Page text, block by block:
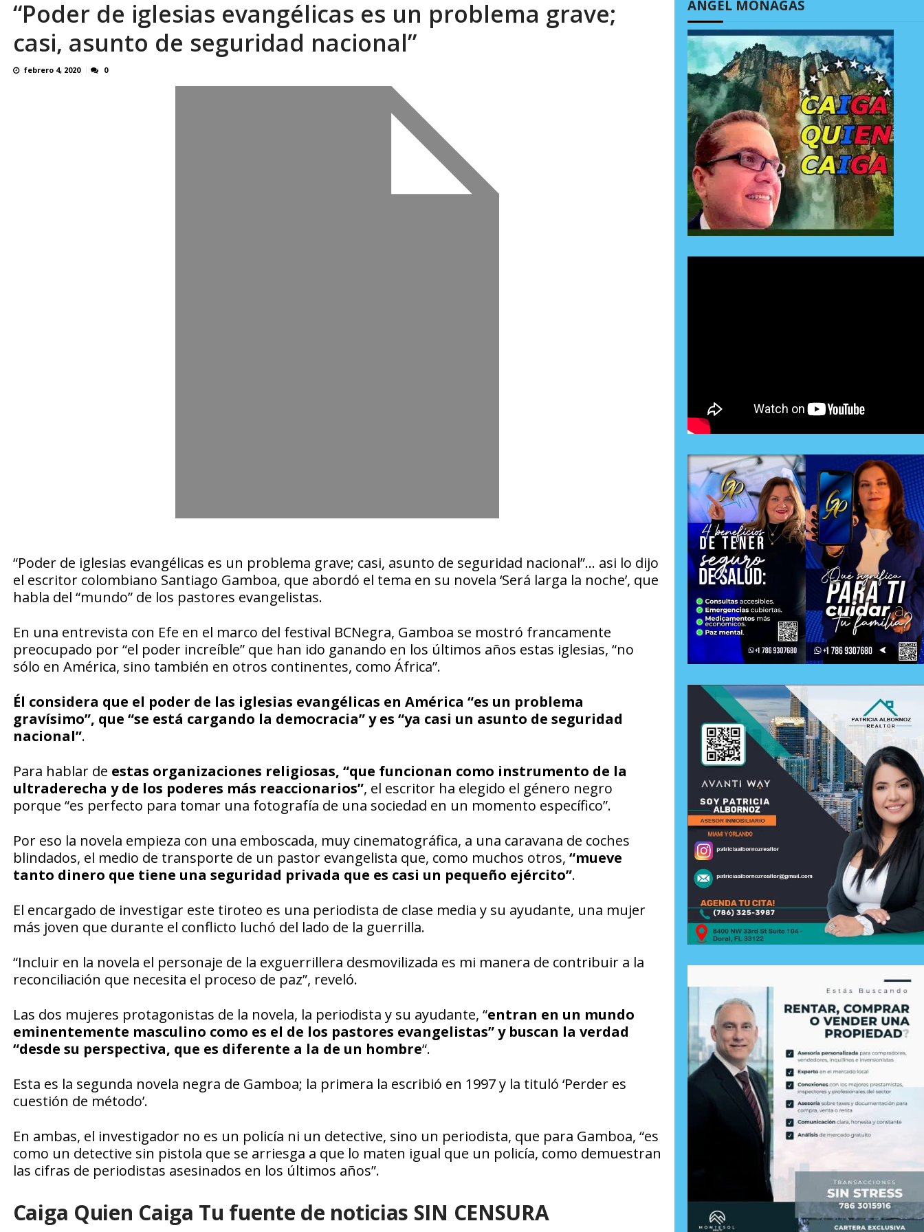
Reino Unido dejará millonaria donación médica en Venezuela tras finalizar su mis... AGOSTO 9, 2026
“Poder de iglesias evangélicas es un problema grave;
casi, asunto de seguridad nacional”
febrero 4, 2020 0
“Poder de iglesias evangélicas es un problema grave; casi, asunto de seguridad nacional”… asi lo dijo
el escritor colombiano Santiago Gamboa, que abordó el tema en su novela ‘Será larga la noche’, que
habla del “mundo” de los pastores evangelistas.
En una entrevista con Efe en el marco del festival BCNegra, Gamboa se mostró francamente
preocupado por “el poder increíble” que han ido ganando en los últimos años estas iglesias, “no
sólo en América, sino también en otros continentes, como África”.
Él considera que el poder de las iglesias evangélicas en América “es un problema
gravísimo”, que “se está cargando la democracia” y es “ya casi un asunto de seguridad
nacional”.
Para hablar de estas organizaciones religiosas, “que funcionan como instrumento de la
ultraderecha y de los poderes más reaccionarios”, el escritor ha elegido el género negro
porque “es perfecto para tomar una fotografía de una sociedad en un momento específico”.
Por eso la novela empieza con una emboscada, muy cinematográfica, a una caravana de coches
blindados, el medio de transporte de un pastor evangelista que, como muchos otros, “mueve
tanto dinero que tiene una seguridad privada que es casi un pequeño ejército”.
El encargado de investigar este tiroteo es una periodista de clase media y su ayudante, una mujer
más joven que durante el conflicto luchó del lado de la guerrilla.
“Incluir en la novela el personaje de la exguerrillera desmovilizada es mi manera de contribuir a la
reconciliación que necesita el proceso de paz”, reveló.
Las dos mujeres protagonistas de la novela, la periodista y su ayudante, “entran en un mundo
eminentemente masculino como es el de los pastores evangelistas” y buscan la verdad
“desde su perspectiva, que es diferente a la de un hombre“.
Esta es la segunda novela negra de Gamboa; la primera la escribió en 1997 y la tituló ‘Perder es
cuestión de método’.
En ambas, el investigador no es un policía ni un detective, sino un periodista, que para Gamboa, “es
como un detective sin pistola que se arriesga a que lo maten igual que un policía, como demuestran
las cifras de periodistas asesinados en los últimos años”.
Caiga Quien Caiga Tu fuente de noticias SIN CENSURA
ÁNGEL MONAGAS